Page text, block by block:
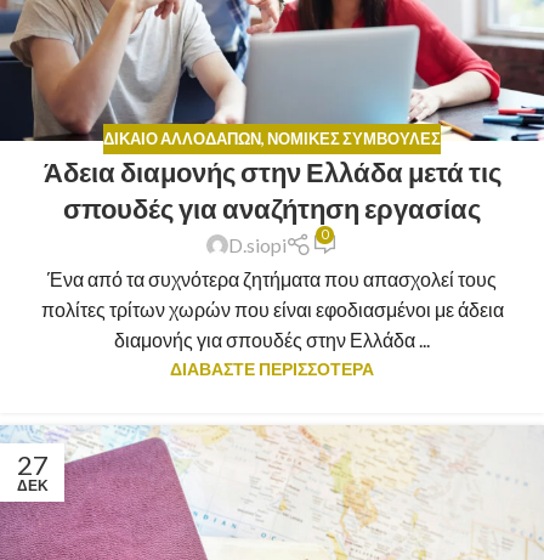
ΔΊΚΑΙΟ ΑΛΛΟΔΑΠΏΝ,ΝΟΜΙΚΈΣ ΣΥΜΒΟΥΛΈΣ
Άδεια διαμονής στην Ελλάδα μετά τις
σπουδές για αναζήτηση εργασίας
D.siopi 0
Ένα από τα συχνότερα ζητήματα που απασχολεί τους
πολίτες τρίτων χωρών που είναι εφοδιασμένοι με άδεια
διαμονής για σπουδές στην Ελλάδα ...
ΔΙΑΒΑΣΤΕ ΠΕΡΙΣΣΟΤΕΡΑ
27
ΔΕΚ